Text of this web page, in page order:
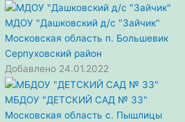
МДОУ "Дашковский д/с "Зайчик"
Московская область п. Большевик
Серпуховский район
Добавлено 24.01.2022
МБДОУ "ДЕТСКИЙ САД № 33"
Московская область с. Пышлицы